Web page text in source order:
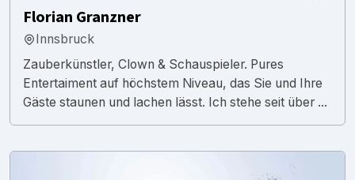
Florian Granzner
Innsbruck
Zauberkünstler, Clown & Schauspieler. Pures
Entertaiment auf höchstem Niveau, das Sie und Ihre
Gäste staunen und lachen lässt. Ich stehe seit über ...